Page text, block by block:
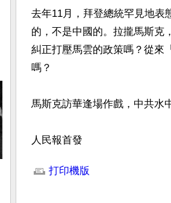
去年11月，拜登總統罕見地表
的，不是中國的。拉攏馬斯克
糾正打壓馬雲的政策嗎？從來
嗎？
馬斯克訪華逢場作戲，中共水
人民報首發
打印機版